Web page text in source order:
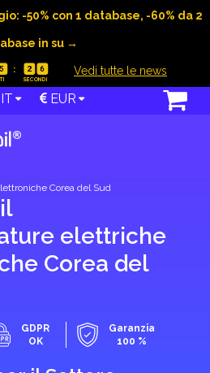
-50% con 1 database, -60% da 2
in su →
5 2 5 Vedi tutte le news
IT EUR
Corea del Sud
elettriche
Corea del
GDPR
OK
Garanzia
100 %